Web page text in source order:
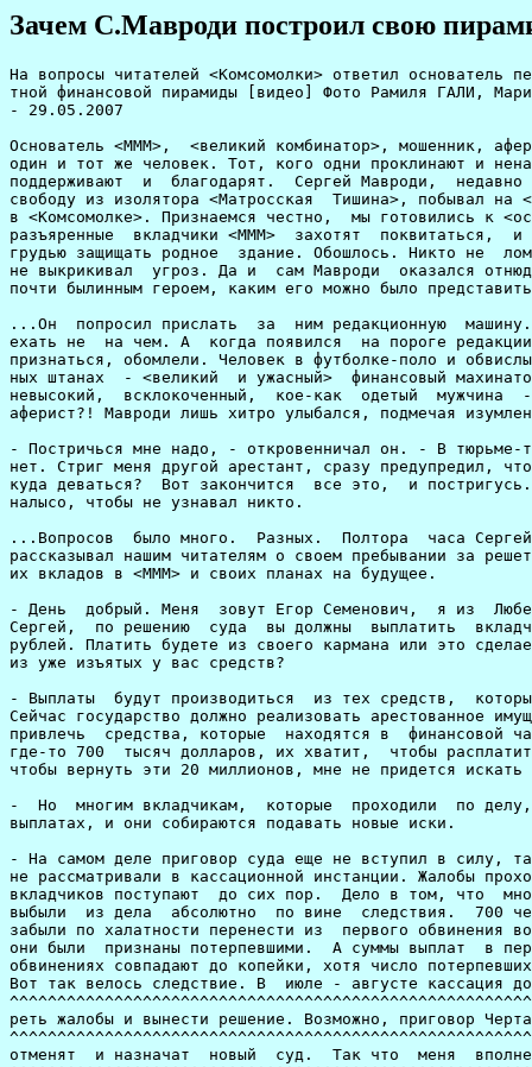
Зачем С.Мавроди построил свою
На вопросы читателей <Комсомолки> ответил основатель печально извес-
тной финансовой пирамиды [видео] Фото Рамиля ГАЛИ, Марины ВОЛОСЕВИЧ.
- 29.05.2007

Основатель <МММ>,  <великий комбинатор>, мошенник, аферист.  Все это
один и тот же человек. Тот, кого одни проклинают и ненавидят, другие
поддерживают  и  благодарят.  Сергей Мавроди,  недавно  вышедший  на
свободу из изолятора <Матросская  Тишина>, побывал на <Прямой линии>
в <Комсомолке>. Признаемся честно,  мы готовились к <осаде>. Думали,
разъяренные  вкладчики <МММ>  захотят  поквитаться,  и нам  придется
грудью защищать родное  здание. Обошлось. Никто не  ломился в двери,
не выкрикивал  угроз. Да и  сам Мавроди  оказался отнюдь не  тем уже
почти былинным героем, каким его можно было представить.

...Он  попросил прислать  за  ним редакционную  машину. Сказал,  что
ехать не  на чем. А  когда появился  на пороге редакции,  мы, честно
признаться, обомлели. Человек в футболке-поло и обвислых тренировоч-
ных штанах  - <великий  и ужасный>  финансовый махинатор?!  Вот этот
невысокий,  всклокоченный,  кое-как  одетый  мужчина  -  легендарный
аферист?! Мавроди лишь хитро улыбался, подмечая изумленные взгляды.

- Постричься мне надо, - откровенничал он. - В тюрьме-то парикмахера
нет. Стриг меня другой арестант, сразу предупредил, что не умеет. Но
куда деваться?  Вот закончится  все это,  и постригусь.  Может, даже
налысо, чтобы не узнавал никто.

...Вопросов  было много.  Разных.  Полтора  часа Сергей  Пантелеевич
рассказывал нашим читателям о своем пребывании за решеткой, о судьбе
их вкладов в <МММ> и своих планах на будущее.

- День  добрый. Меня  зовут Егор Семенович,  я из  Люберец. Скажите,
Сергей,  по решению  суда  вы должны  выплатить  вкладчикам 20  млн.
рублей. Платить будете из своего кармана или это сделает государство
из уже изъятых у вас средств?

- Выплаты  будут производиться  из тех средств,  которые арестованы.
Сейчас государство должно реализовать арестованное имущество <МММ> и
привлечь  средства, которые  находятся в  финансовой части  МВД. Это
где-то 700  тысяч долларов, их хватит,  чтобы расплатиться. Поэтому,
чтобы вернуть эти 20 миллионов, мне не придется искать деньги.

-  Но  многим вкладчикам,  которые  проходили  по делу,  отказали  в
выплатах, и они собираются подавать новые иски.

- На самом деле приговор суда еще не вступил в силу, так как его еще
не рассматривали в кассационной инстанции. Жалобы проходящих по делу
вкладчиков поступают  до сих пор.  Дело в том, что  многие вкладчики
выбыли  из дела  абсолютно  по вине  следствия.  700 человек  просто
забыли по халатности перенести из  первого обвинения во второе, хотя
они были  признаны потерпевшими.  А суммы выплат  в первом  и втором
обвинениях совпадают до копейки, хотя число потерпевших уменьшилось.
Вот так велось следствие. В  июле - августе кассация должна рассмот-
^^^^^^^^^^^^^^^^^^^^^^^^^^^^^^^^^^^^^^^^^^^^^^^^^^^^^^^^^^^^^^^^^^^
реть жалобы и вынести решение. Возможно, приговор Чертановского суда
^^^^^^^^^^^^^^^^^^^^^^^^^^^^^^^^^^^^^^^^^^^^^^^^^^^^^^^^^^^^^^^^^^^^
отменят  и назначат  новый  суд.  Так что  меня  вполне могут  снова
^^^^^^^^^^^^^^^^^^^^^^^^^^^^^^^^^^^^^^^^^^^^^^^^^^^^^^^^^^^^^^^^^^^^
посадить.
^^^^^^^^
- Я  очень внимательно слежу  за тем, что происходило  вокруг <МММ>.
Говорят,  в следственные  органы потерпевшие  несли жалобы  мешками.
Вкладчиками <МММ> были миллионы людей, а потерпевшими признали всего
10,5 тысячи.

- Не все  могли представить доказательства. Суд  включил только тех,
^^^^^^^^^^^^^^^^^^^^^^^^^^^^^^^^^^^^^^^^^^^^^^^^^^^^^^^^^^^^^^^^^^^^
кто представил акции и билеты <МММ>.
^^^^^^^^^^^^^^^^^^^^^^^^^^^^^^^^^^^
- Говорят, что некоторые люди  ездили на свалки, где валялись старые
билеты <МММ>,  набирали их мешками,  а потом  шли и писали  письмо в
Следственный комитет. Так ли это?

- Да, так.  После моего ареста осталось  очень много нереализованных
билетов. Их должны  были сжечь на свалке. Но,  поскольку бумаги было
очень много, она просто не сгорела. Билеты со свалки растаскивали по
всей Москве, во дворах ими  играли дети. Возможно, их потом принимал
Следственный комитет. Там ведь понятия  не имеют, какой серии билеты
^^^^^^^^^^^^^^^^^^^^^^^^^^^^^^^^^^^^^^^^^^^^^^^^^^^^^^^^^^^^^^^^^^^^
были в  продаже, а  какой нет.  Это знаю  только я,  но мне  не дали
^^^^^^^^^^^^^^^^^^^^^^^^^^^^^^^^^^^^^^^^^^^^^^^^^^^^^^^^^^^^^^^^^^^^
возможности внести коррективы в дело.
^^^^^^^^^^^^^^^^^^^^^^^^^^^^^^^^^^^^^
- Выходит, что вкладчики, которые  не проходили по делу, о компенса-
циях могут забыть?

-  Меня не  интересует  судебное дело.  Я  собираюсь проводить  свои
^^^^^^^^^^^^^^^^^^^^^^^^^^^^^^^^^^^^^^^^^^^^^^^^^^^^^^^^^^^^^^^^^^^^
проверки, у  меня есть списки,  и я  сам выясню, кто  покупал билеты
^^^^^^^^^^^^^^^^^^^^^^^^^^^^^^^^^^^^^^^^^^^^^^^^^^^^^^^^^^^^^^^^^^^^
<МММ>, а кто нет.
^^^^^^^^^^^^^^^^
- Вы что, будете искать потерпевших?
^^^^^^^^^^^^^^^^^^^^^^^^^^^^^^^^^^^^
- Достаточно будет сделать объявление в прессе, и все сами придут.
^^^^^^^^^^^^^^^^^^^^^^^^^^^^^^^^^^^^^^^^^^^^^^^^^^^^^^^^^^^^^^^^^^
- Да, деньги  брать легко, отдавать тяжелее... Я  понимаю, Тем более
пенсионерам.

{В тюрьме  Мавроди написал книжку  об <МММ> и даже  научился сочинять
стихи.}

- Не  в этом дело.  Просто как  можно чем-то заниматься,  находясь в
неопределенном  положении? Но  я  вам  честно заявляю  -  я не  буду
^^^^^^^^^^^^^^^^^^^^^^^^^^^^^^^^^^^^^^^^^^^^^^^^^^^^^^^^^^^^^^^^^^^^
скрываться.
^^^^^^^^^^
- Меня Марина  зовут. Скажите, а где все-таки ваши  деньги? Я помню,
^^^^^^^^^^^^^^^^^^^^^^^^^^^^^^^^^^^^^^^^^^^^^^^^^^^^^^^^^^^^^^^^^^^^
их аж на 17 грузовиках увозили...
^^^^^^^^^^^^^^^^^^^^^^^^^^^^^^^^
- Откуда  я знаю. Скорее всего,  они разошлись между теми,  кто в то
^^^^^^^^^^^^^^^^^^^^^^^^^^^^^^^^^^^^^^^^^^^^^^^^^^^^^^^^^^^^^^^^^^^^
время имел доступ к власти.
^^^^^^^^^^^^^^^^^^^^^^^^^^
- Это  Анна Петровна вас  беспокоит. У нас есть  акции <МММ-Инвест>.
Как с ними будут решать? Мы однажды по ним даже дивиденды получили.

-  <МММ-Инвест> сейчас  переименован в  <Русинвест>. Он  до сих  пор
работает, выплачивает.

- Выплат больше не было, пока вас не было.

- Я вам  советую связаться с руководством <Русинвест>  и выяснить, в
чем дело. Это сейчас независимая от меня организация.

- А по обычным акциям?
^^^^^^^^^^^^^^^^^^^^^^
- Я  уже говорил, пока  все непонятно. Может,  я еще опять  в тюрьму
^^^^^^^^^^^^^^^^^^^^^^^^^^^^^^^^^^^^^^^^^^^^^^^^^^^^^^^^^^^^^^^^^^^^
попаду.
^^^^^^
- Не надо.

- Сам не хочу.

- Вас  беспокоит Александр. А  знакомы вам люди, которые  больше вас
народу обманули? Говорят, вы несколько тысяч человек кинули...

- Людей, которые больше, чем я,  обманули, очень много. Потому что я
^^^^^^^^^^^^^^^^^^^^^^^^^^^^^^^^^^^^^^^^^^^^^^^^^^^^^^^^^^^^^^^^^^^^
вообще никого не обманывал. По крайней мере я так считаю.
^^^^^^^^^^^^^^^^^^^^^^^^^^^^^^^^^^^^^^^^^^^^^^^^^^^^^^^^
- Вы считаете, что вас незаконно обвинили?
^^^^^^^^^^^^^^^^^^^^^^^^^^^^^^^^^^^^^^^^^^
- Да. Что такое мошенничество? Это  если человек что-то обещает и не
^^^^^^^^^^^^^^^^^^^^^^^^^^^^^^^^^^^^^^^^^^^^^^^^^^^^^^^^^^^^^^^^^^^^
выполняет. Я никогда  ничего не обещал. Я не говорил,  что все время
^^^^^^^^^^^^^^^^^^^^^^^^^^^^^^^^^^^^^^^^^^^^^^^^^^^^^^^^^^^^^^^^^^^^
буду  выкупать акции,  что цены  будут  расти. Обещаний  не было.  Я
^^^^^^^^^^^^^^^^^^^^^^^^^^^^^^^^^^^^^^^^^^^^^^^^^^^^^^^^^^^^^^^^^^^^
сейчас говорю  формальную сторону  вопроса. Моральная сторона  - это
^^^^^^^^^^^^^^^^^^^^^^^^^^^^^^^^^^^^^^^^^^^^^^^^^^^^^^^^^^^^^^^^^^^^
особый разговор.  А формально, с  точки зрения закона,  дело обстоит
^^^^^^^^^^^^^^^^^^^^^^^^^^^^^^^^^^^^^^^^^^^^^^^^^^^^^^^^^^^^^^^^^^^^
так. Я  не нарушал никакой  закон. Вы поймите: совершенно  не важно,
^^^^^^^^^^^^^^^^^^^^^^^^^^^^^^^^^^^^^^^^^^^^^^^^^^^^^^^^^^^^^^^^^^^^
чем торговать: бокалами или чеками. Я разработал принципиально новую
^^^^^^^^^^^^^^^^^^^^^^^^^^^^^^^^^^^^^^^^^^^^^^^^^^^^^^^^^^^^^^^^^^^^
схему  торговли. Это  просто  перераспределение средств.  Коммунисты